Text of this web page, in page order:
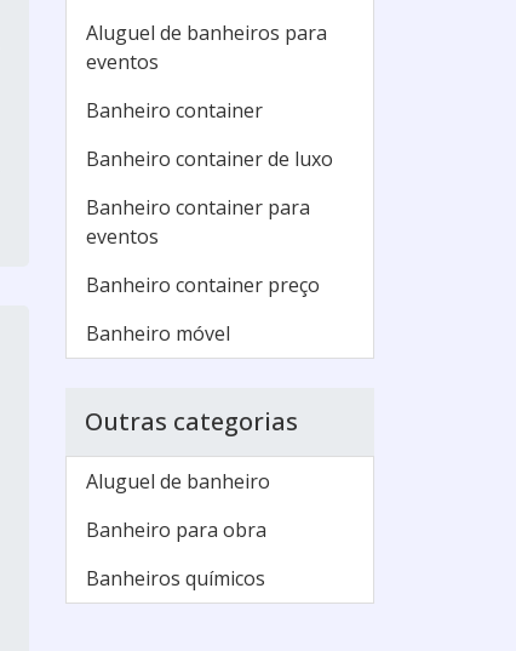
Aluguel de banheiros para
eventos
Banheiro container
Banheiro container de luxo
Banheiro container para
eventos
Banheiro container preço
Banheiro móvel
Outras categorias
Aluguel de banheiro
Banheiro para obra
Banheiros químicos